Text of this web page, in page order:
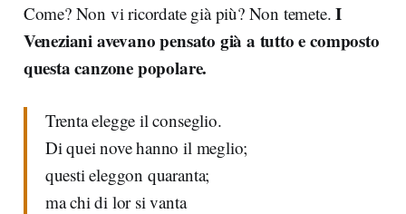
Come? Non vi ricordate già più? Non temete.I
Veneziani avevano pensato già a tutto e composto
questa canzone popolare.
Trenta elegge il conseglio.
Di quei nove hanno il meglio;
questi eleggon quaranta;
ma chi di lor si vanta